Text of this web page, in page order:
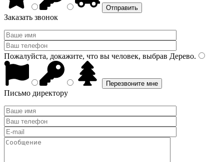
Заказать звонок
Пожалуйста, докажите, что вы человек, выбрав Дерево.
Письмо директору